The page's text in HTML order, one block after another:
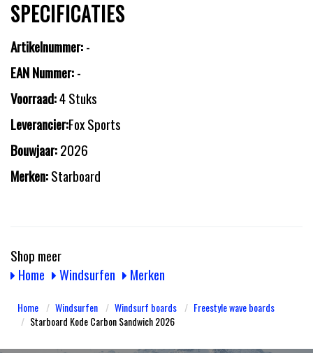
SPECIFICATIES
Artikelnummer:-
EAN Nummer:-
Voorraad:4 Stuks
Leverancier:Fox Sports
Bouwjaar:2026
Merken:Starboard
Shop meer
Home
Windsurfen Merken
Home Windsurfen Windsurf boards
Freestyle wave boards
Starboard Kode Carbon Sandwich 2026